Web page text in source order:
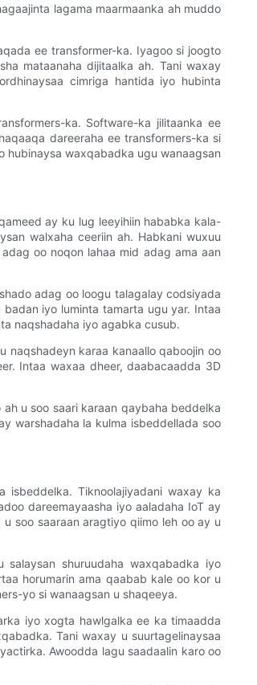
lagama maarmaanka ah muddo
ee transformer-ka. Iyagoo si joogto
mataanaha dijitaalka ah. Tani waxay
cimriga hantida iyo hubinta
ka. Software-ka jilitaanka ee
dareeraha ee transformers-ka si
hubinaysa waxqabadka ugu wanaagsan
ay ku lug leeyihiin hababka kala-
walxaha ceeriin ah. Habkani wuxuu
oo noqon lahaa mid adag ama aan
adag oo loogu talagalay codsiyada
iyo luminta tamarta ugu yar. Intaa
naqshadaha iyo agabka cusub.
naqshadeyn karaa kanaallo qaboojin oo
Intaa waxaa dheer, daabacaadda 3D
u soo saari karaan qaybaha beddelka
warshadaha la kulma isbeddellada soo
isbeddelka. Tiknoolajiyadani waxay ka
dareemayaasha iyo aaladaha IoT ay
soo saaraan aragtiyo qiimo leh oo ay u
shuruudaha waxqabadka iyo
horumarin ama qaabab kale oo kor u
yo si wanaagsan u shaqeeya.
iyo xogta hawlgalka ee ka timaadda
Tani waxay u suurtagelinaysaa
Awoodda lagu saadaalin karo oo